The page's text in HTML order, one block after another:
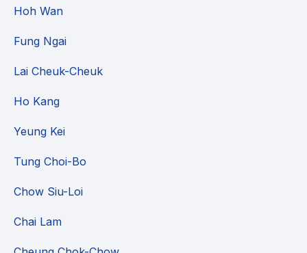
Hoh Wan
Fung Ngai
Lai Cheuk-Cheuk
Ho Kang
Yeung Kei
Tung Choi-Bo
Chow Siu-Loi
Chai Lam